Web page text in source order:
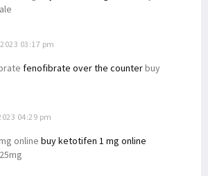
03:17 pm
fenofibrate over the counterbuy
04:29 pm
online buy ketotifen 1 mg online